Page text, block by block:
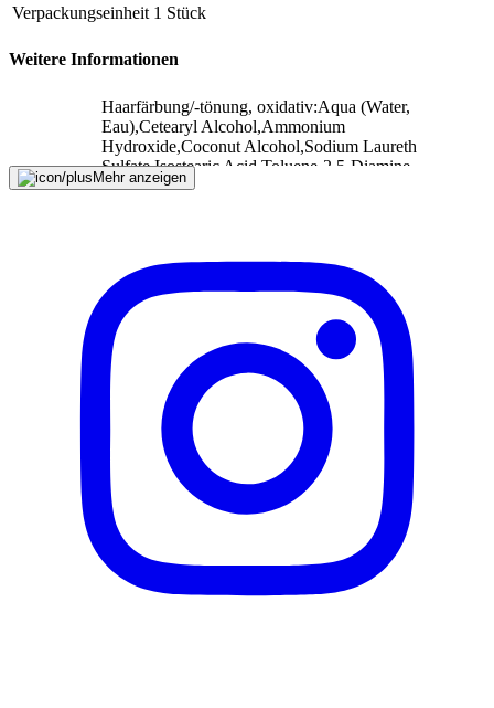
E-Mail-Adresse (optional)
Formular schliessen
Verpackungseinheit 1 Stück
Weitere Informationen
Inhaltsstoffe
Haarfärbung/-tönung, oxidativ:Aqua (Water,
Eau),Cetearyl Alcohol,Ammonium
Hydroxide,Coconut Alcohol,Sodium Laureth
Sulfate,Isostearic Acid,Toluene-2.5-Diamine
Sulfate,Sodium Lauryl Glucose
Glucoside,Myristic Acid,Ceteareth-20,Sodium
Sulfite,Parfum (Fragrance),Ceteareth-
12,Resorcinol,Sodium Chloride,2-
Methylresorcinol,Prunus Armeniaca (Apricot) Kernel
Oil,Sodium Silicate,Citric Acid,Etidronic
Acid,Ammonium Sulfate,4-
Chlororesorcinol,Butyloctanol,Polysorbate
20,Linalool,Ascorbic Acid,2-Amino-3-
Hydroxypyridine,Citronellol,Sorbic Acid,Lactic
Acid,Sodium Benzoate,Benzyl
Alcohol|Pflegespülung, rinse off:Aqua (Water,
Eau),Cetearyl Alcohol,Isopropyl
Myristate,Behentrimonium Chloride,Magnesium
Chloride,Magnesium
Citrate,Amodimethicone/Morpholinomethyl
Silsesquioxane Copolymer,Olea Europaea (Olive)
Fruit Oil,Prunus Armeniaca (Apricot) Kernel
Mehr anzeigen